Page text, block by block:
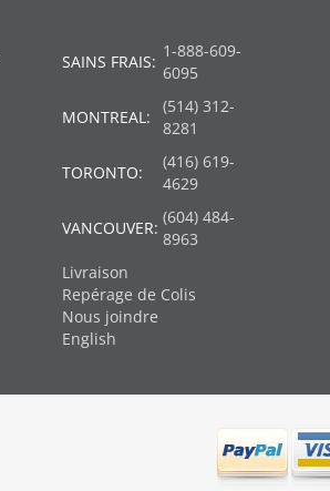
SAINS FRAIS:
1-888-609-
6095
MONTREAL:
(514) 312-
8281
TORONTO:
(416) 619-
4629
VANCOUVER:
(604) 484-
8963
Livraison
Repérage de Colis
Nous joindre
English